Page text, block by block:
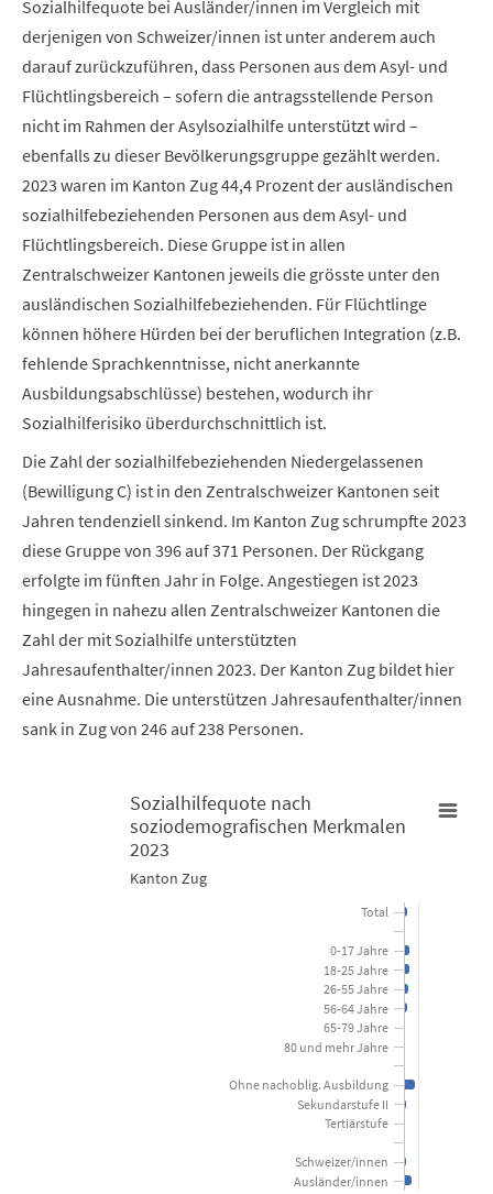
Sozialhilfequote bei Ausländer/innen im Vergleich mit
derjenigen von Schweizer/innen ist unter anderem auch
darauf zurückzuführen, dass Personen aus dem Asyl- und
Flüchtlingsbereich – sofern die antragsstellende Person
nicht im Rahmen der Asylsozialhilfe unterstützt wird –
ebenfalls zu dieser Bevölkerungsgruppe gezählt werden.
2023 waren im Kanton Zug 44,4 Prozent der ausländischen
sozialhilfebeziehenden Personen aus dem Asyl- und
Flüchtlingsbereich. Diese Gruppe ist in allen
Zentralschweizer Kantonen jeweils die grösste unter den
ausländischen Sozialhilfebeziehenden. Für Flüchtlinge
können höhere Hürden bei der beruflichen Integration (z.B.
fehlende Sprachkenntnisse, nicht anerkannte
Ausbildungsabschlüsse) bestehen, wodurch ihr
Sozialhilferisiko überdurchschnittlich ist.
Die Zahl der sozialhilfebeziehenden Niedergelassenen
(Bewilligung C) ist in den Zentralschweizer Kantonen seit
Jahren tendenziell sinkend. Im Kanton Zug schrumpfte 2023
diese Gruppe von 396 auf 371 Personen. Der Rückgang
erfolgte im fünften Jahr in Folge. Angestiegen ist 2023
hingegen in nahezu allen Zentralschweizer Kantonen die
Zahl der mit Sozialhilfe unterstützten
Jahresaufenthalter/innen 2023. Der Kanton Zug bildet hier
eine Ausnahme. Die unterstützen Jahresaufenthalter/innen
sank in Zug von 246 auf 238 Personen.
Sozialhilfequote nach soziodemografischen Merkmalen 2023
View as data table, Sozialhilfequote nach
The chart has 1 X axis displaying categories.
The chart has 1 Y axis displaying Prozent. Data ranges from 0 to
Sozialhilfequote nach
soziodemografischen Merkmalen
2023
Kanton Zug
Ausländer/innen
Schweizer/innen
Tertiärstufe
Sekundarstufe II
Ohne nachoblig. Ausbildung
80 und mehr Jahre
65-79 Jahre
56-64 Jahre
26-55 Jahre
18-25 Jahre
0-17 Jahre
Total